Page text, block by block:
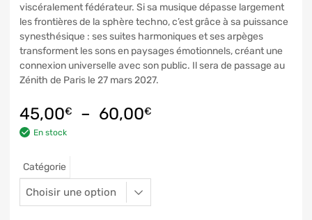
viscéralement fédérateur. Si sa musique dépasse largement
les frontières de la sphère techno, c’est grâce à sa puissance
synesthésique : ses suites harmoniques et ses arpèges
transforment les sons en paysages émotionnels, créant une
connexion universelle avec son public. Il sera de passage au
Zénith de Paris le 27 mars 2027.
45,00€ – 60,00€
En stock
Catégorie